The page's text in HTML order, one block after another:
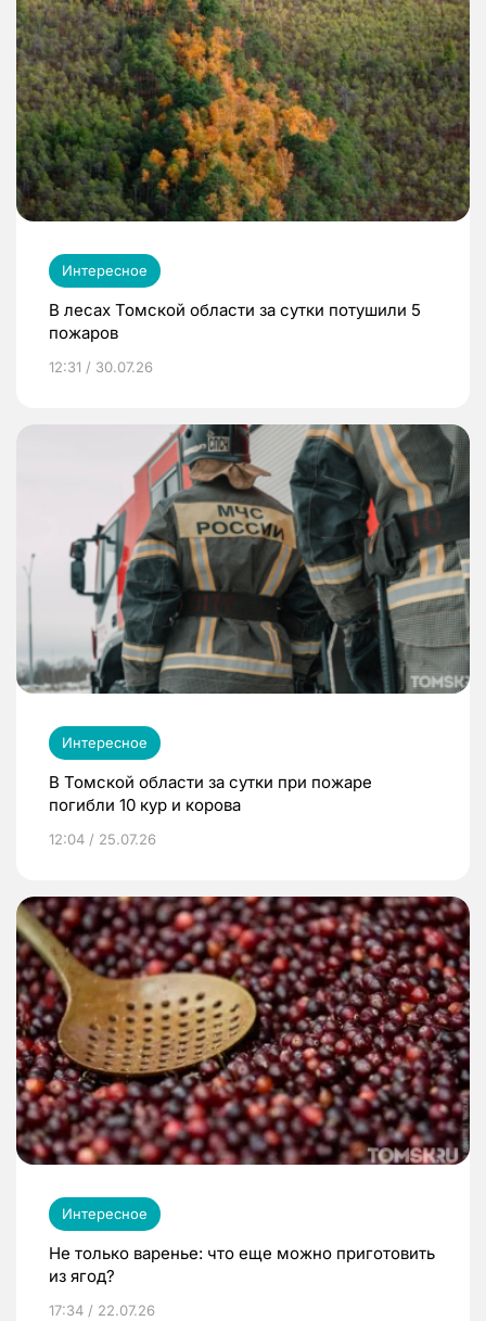
Интересное
В лесах Томской области за сутки потушили 5
пожаров
12:31 / 30.07.26
Интересное
В Томской области за сутки при пожаре
погибли 10 кур и корова
12:04 / 25.07.26
Интересное
Не только варенье: что еще можно приготовить
из ягод?
17:34 / 22.07.26